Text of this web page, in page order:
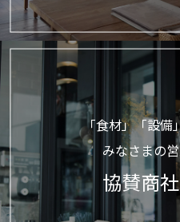
「食材」「設備
みなさまの
協賛商